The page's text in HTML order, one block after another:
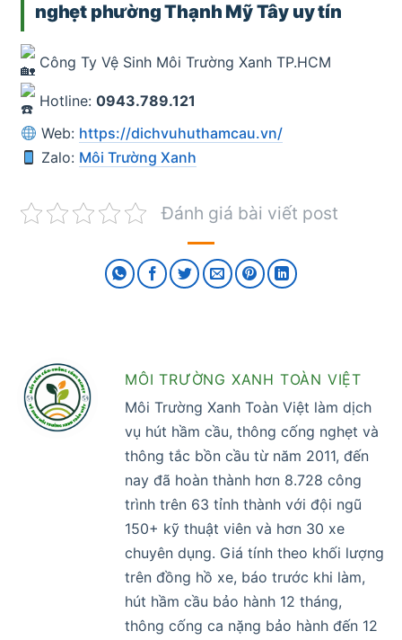
nghẹt phường Thạnh Mỹ Tây uy tín
Công Ty Vệ Sinh Môi Trường Xanh TP.HCM
Hotline: 0943.789.121
Web: https://dichvuhuthamcau.vn/
Zalo: Môi Trường Xanh
Đánh giá bài viết post
MÔI TRƯỜNG XANH TOÀN VIỆT
Môi Trường Xanh Toàn Việt làm dịch
vụ hút hầm cầu, thông cống nghẹt và
thông tắc bồn cầu từ năm 2011, đến
nay đã hoàn thành hơn 8.728 công
trình trên 63 tỉnh thành với đội ngũ
150+ kỹ thuật viên và hơn 30 xe
chuyên dụng. Giá tính theo khối lượng
trên đồng hồ xe, báo trước khi làm,
hút hầm cầu bảo hành 12 tháng,
thông cống ca nặng bảo hành đến 12